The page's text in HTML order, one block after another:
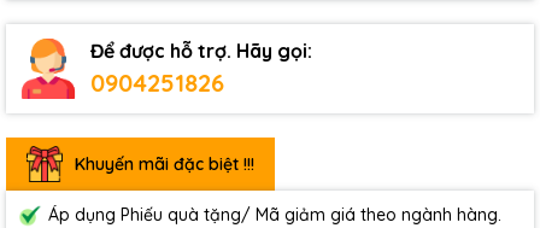
Để được hỗ trợ. Hãy gọi:
0904251826
Khuyến mãi đặc biệt !!!
Áp dụng Phiếu quà tặng/ Mã giảm giá theo ngành hàng.